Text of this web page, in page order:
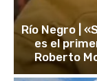
Río Negro |
es el
Roberto